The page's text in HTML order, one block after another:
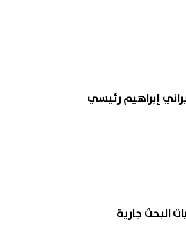
إبراهيم رئيسي
البحث جارية